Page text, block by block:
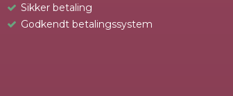
Sikker betaling
Godkendt betalingssystem